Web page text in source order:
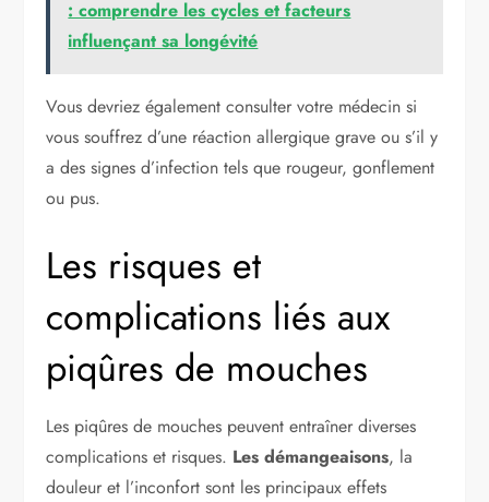
: comprendre les cycles et facteurs
influençant sa longévité
Vous devriez également consulter votre médecin si
vous souffrez d’une réaction allergique grave ou s’il y
a des signes d’infection tels que rougeur, gonflement
ou pus.
Les risques et
complications liés aux
piqûres de mouches
Les piqûres de mouches peuvent entraîner diverses
complications et risques. Les démangeaisons, la
douleur et l’inconfort sont les principaux effets